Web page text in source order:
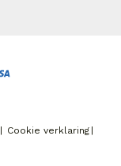
Cookie verklaring